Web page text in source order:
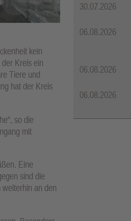
kein
Kreis ein
Tiere und
hat der Kreis
so die
mit
Eine
sind die
an den
30.07.2026
06.08.2026
06.08.2026
06.08.2026